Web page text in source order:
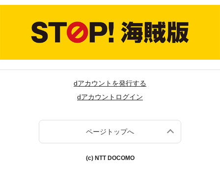
dアカウントを発行する
dアカウントログイン
ページトップへ
(c) NTT DOCOMO